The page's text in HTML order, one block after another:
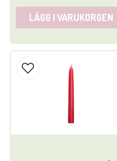
LÄGG I VARUKORGEN